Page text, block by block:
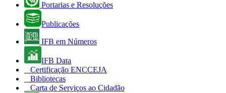
Portarias e Resoluções
Publicações
IFB em Números
IFB Data
Certificação ENCCEJA
Bibliotecas
Carta de Serviços ao Cidadão